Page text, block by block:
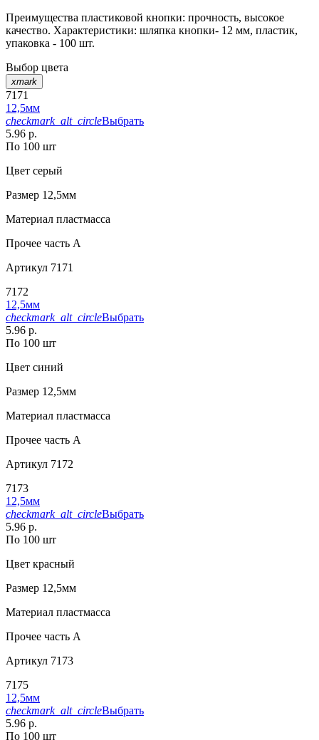
Преимущества пластиковой кнопки: прочность, высокое
качество. Характеристики: шляпка кнопки- 12 мм, пластик,
упаковка - 100 шт.
Выбор цвета
xmark
7171
12,5мм
checkmark_alt_circleВыбрать
5.96 р.
По 100 шт
Цвет серый
Размер 12,5мм
Материал пластмасса
Прочее часть A
Артикул 7171
7172
12,5мм
checkmark_alt_circleВыбрать
5.96 р.
По 100 шт
Цвет синий
Размер 12,5мм
Материал пластмасса
Прочее часть A
Артикул 7172
7173
12,5мм
checkmark_alt_circleВыбрать
5.96 р.
По 100 шт
Цвет красный
Размер 12,5мм
Материал пластмасса
Прочее часть A
Артикул 7173
7175
12,5мм
checkmark_alt_circleВыбрать
5.96 р.
По 100 шт